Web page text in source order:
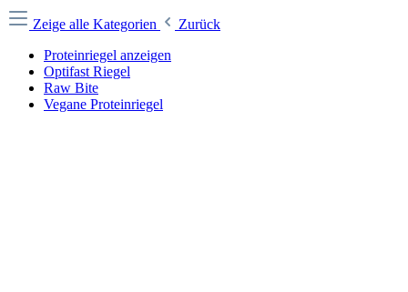
Zeige alle Kategorien
Zurück
Proteinriegel anzeigen
Optifast Riegel
Raw Bite
Vegane Proteinriegel